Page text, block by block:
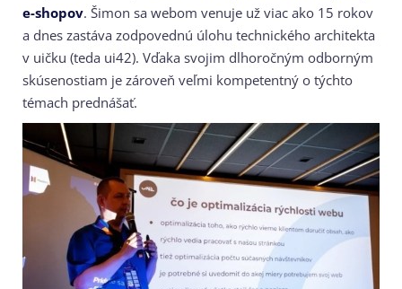
e-shopov. Šimon sa webom venuje už viac ako 15 rokov
a dnes zastáva zodpovednú úlohu technického architekta
v uičku (teda ui42). Vďaka svojim dlhoročným odborným
skúsenostiam je zároveň veľmi kompetentný o týchto
témach prednášať.